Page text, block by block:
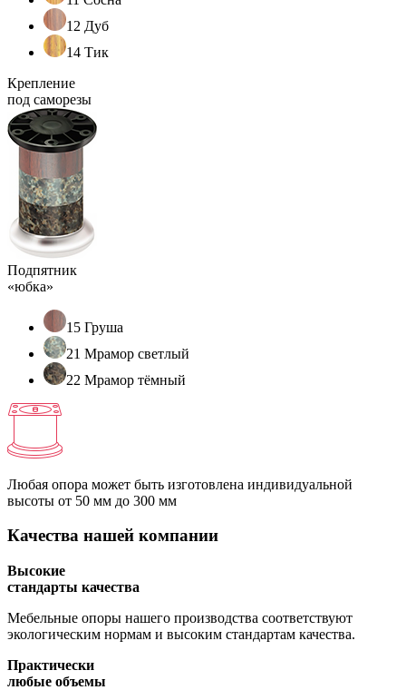
12 Дуб
14 Тик
Крепление
под саморезы
Подпятник
«юбка»
15 Груша
21 Мрамор светлый
22 Мрамор тёмный
Любая опора может быть изготовлена индивидуальной
высоты от 50 мм до 300 мм
Качества нашей компании
Высокие
стандарты качества
Мебельные опоры нашего производства соответствуют
экологическим нормам и высоким стандартам качества.
Практически
любые объемы